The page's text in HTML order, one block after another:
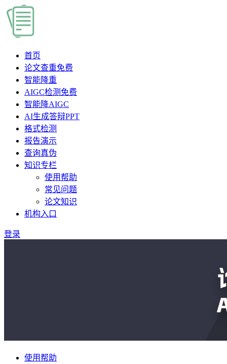
首页
论文查重免费
智能降重
AIGC检测 免费
智能降AIGC
AI生成答辩PPT
格式检测
报告演示
查询真伪
知识专栏
使用帮助
常见问题
论文知识
机构入口
登录
使用帮助